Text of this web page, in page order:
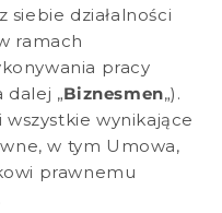
działalności
ramach
pracy
dalej „Biznesmen„).
wszystkie wynikające
w tym Umowa,
prawnemu